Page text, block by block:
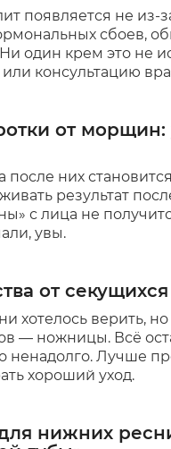
появляется не из-
сбоев,
один крем это не
консультацию
от
после них
результат
с лица не
увы.
от
хотелось верить,
— ножницы. Всё
ненадолго. Лучше
хороший уход.
нижних